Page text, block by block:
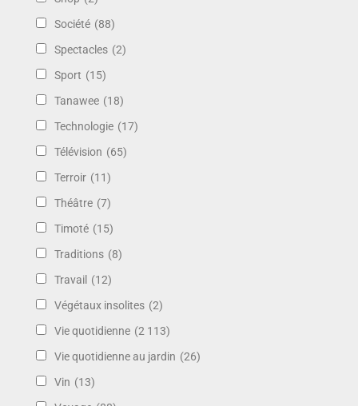
Société (88)
Spectacles (2)
Sport (15)
Tanawee (18)
Technologie (17)
Télévision (65)
Terroir (11)
Théâtre (7)
Timoté (15)
Traditions (8)
Travail (12)
Végétaux insolites (2)
Vie quotidienne (2 113)
Vie quotidienne au jardin (26)
Vin (13)